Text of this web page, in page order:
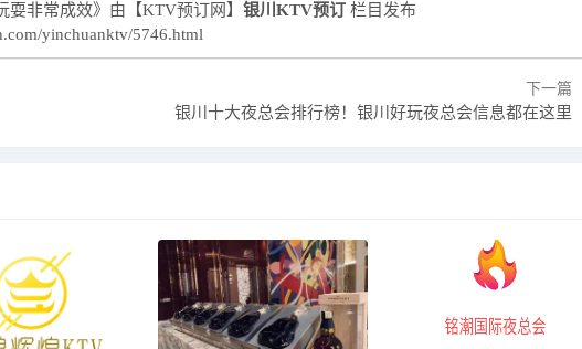
耍非常成效》由【KTV预订网】 银川KTV预订 栏目发布
yinchuanktv/5746.html
下一篇
银川十大夜总会排行榜！银川好玩夜总会信息都在这里